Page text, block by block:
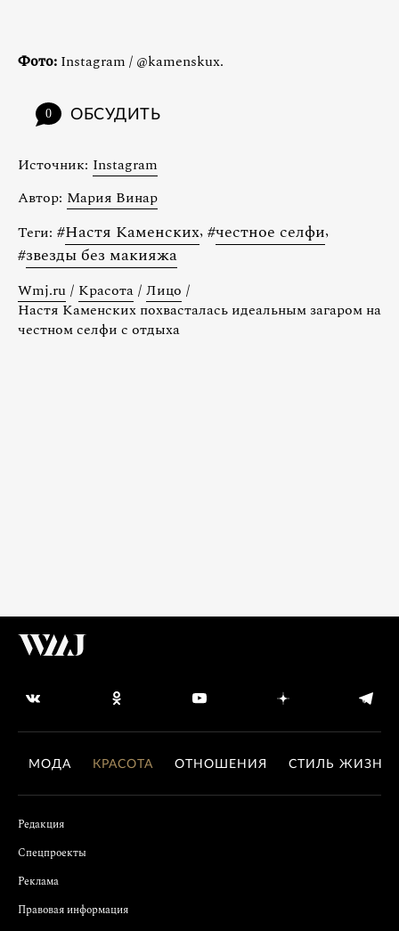
Фото: Instagram / @kamenskux.
0 ОБСУДИТЬ
Источник: Instagram
Автор: Мария Винар
Теги: #Настя Каменских, #честное селфи,
#звезды без макияжа
Wmj.ru / Красота / Лицо /
Настя Каменских похвасталась идеальным загаром на
честном селфи с отдыха
МОДА КРАСОТА ОТНОШЕНИЯ СТИЛЬ ЖИЗНИ
Редакция
Спецпроекты
Реклама
Правовая информация